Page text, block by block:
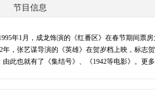
节目信息
年1月，成龙饰演的《红番区》在春节期间票
年，张艺谋导演的《英雄》在贺岁档上映，标
此也就有了《集结号》、《1942等电影》。更